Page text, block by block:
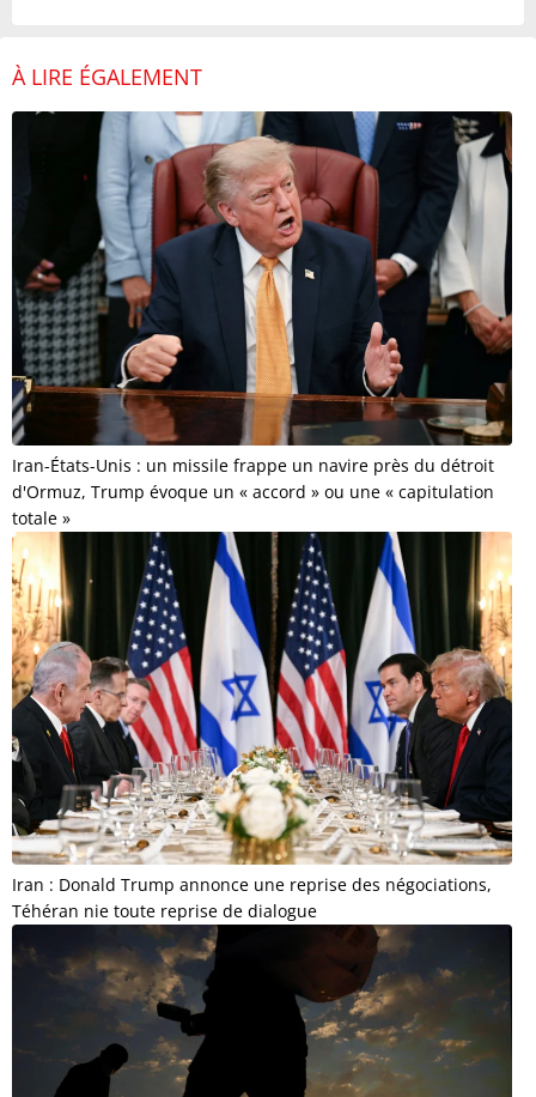
À LIRE ÉGALEMENT
Iran-États-Unis : un missile frappe un navire près du détroit
d'Ormuz, Trump évoque un « accord » ou une « capitulation
totale »
Iran : Donald Trump annonce une reprise des négociations,
Téhéran nie toute reprise de dialogue